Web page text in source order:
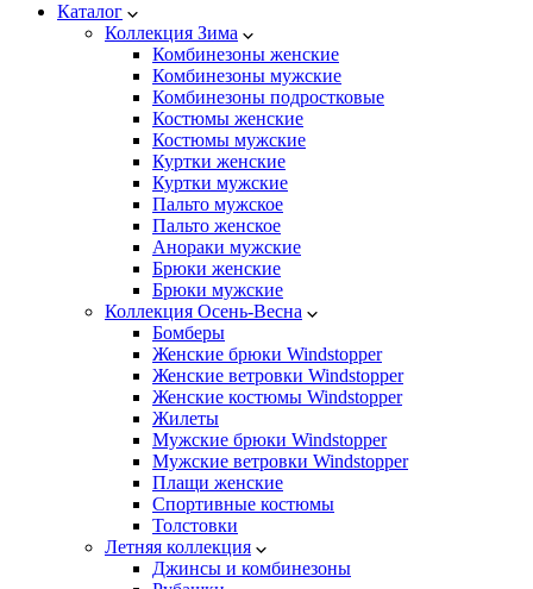
Каталог
Коллекция Зима
Комбинезоны женские
Комбинезоны мужские
Комбинезоны подростковые
Костюмы женские
Костюмы мужские
Куртки женские
Куртки мужские
Пальто мужское
Пальто женское
Анораки мужские
Брюки женские
Брюки мужские
Коллекция Осень-Весна
Бомберы
Женские брюки Windstopper
Женские ветровки Windstopper
Женские костюмы Windstopper
Жилеты
Мужские брюки Windstopper
Мужские ветровки Windstopper
Плащи женские
Спортивные костюмы
Толстовки
Летняя коллекция
Джинсы и комбинезоны